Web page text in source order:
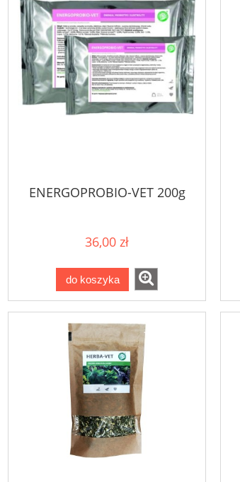
ENERGOPROBIO-VET 200g
36,00 zł
do koszyka